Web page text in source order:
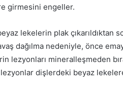
girmesini engeller.
lekelerin plak çıkarıldıktan
dağılma nedeniyle, önce
lezyonları mineralleşmeden
dişlerdeki beyaz